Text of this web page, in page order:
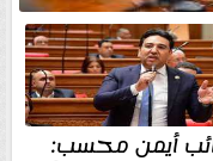
أيمن محسب: